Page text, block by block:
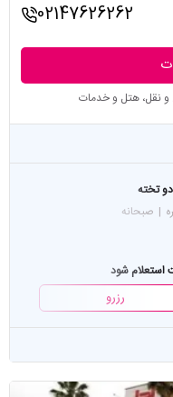
02147626262
و نقل، هتل و خدمات
تخته
| صبحانه
استعلام شود
رزرو